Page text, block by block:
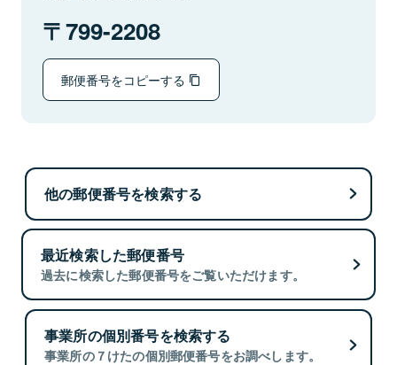
799-2208
郵便番号をコピーする
他の郵便番号を検索する
最近検索した郵便番号
過去に検索した郵便番号をご覧いただけます。
事業所の個別番号を検索する
事業所の７けたの個別郵便番号をお調べします。